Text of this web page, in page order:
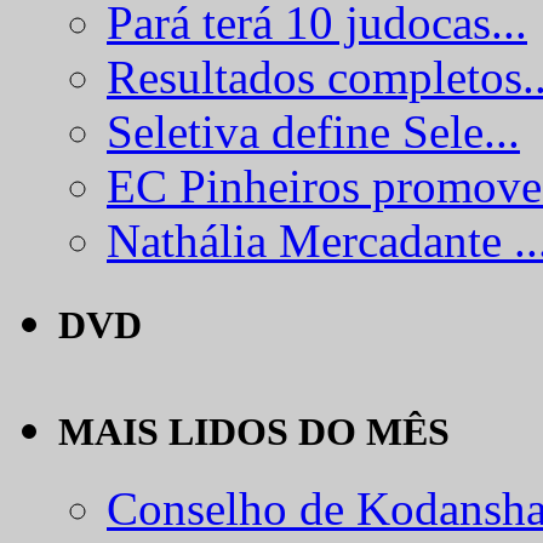
Pará terá 10 judocas...
Resultados
Seletiva define Sele...
EC Pinheiros
Nathália Mercadante
DVD
MAIS LIDOS DO MÊS
Conselho de